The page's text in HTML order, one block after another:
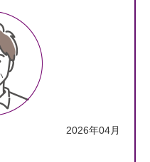
2026年04月